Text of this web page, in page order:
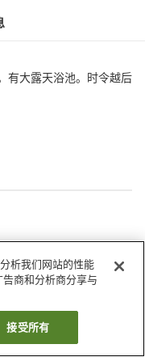
有大露天浴池。时令越后
泉白玉之汤泉庆
析我们网站的性能
商和分析商分享与
接受所有